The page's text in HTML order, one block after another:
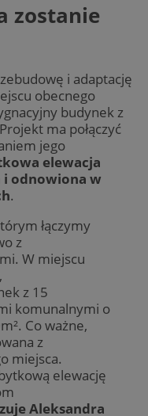
zostanie
i adaptację
obecnego
budynek z
ma połączyć
jego
elewacja
odnowiona w
.
łączymy
z
W miejscu
z 15
komunalnymi o
Co ważne,
z
miejsca.
elewację
Aleksandra